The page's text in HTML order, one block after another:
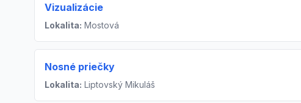
Vizualizácie
Lokalita: Mostová
Nosné priečky
Lokalita: Liptovský Mikuláš